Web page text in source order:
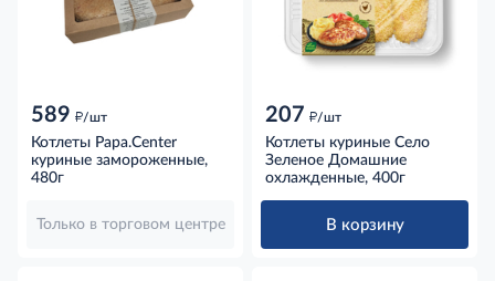
589 д/шт
Котлеты Papa.Center
куриные замороженные,
480г
Только в торговом центре
207 д/шт
Котлеты куриные Село
Зеленое Домашние
охлажденные, 400г
В корзину